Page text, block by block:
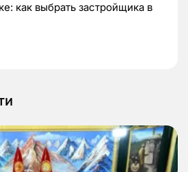
как выбрать застройщика в